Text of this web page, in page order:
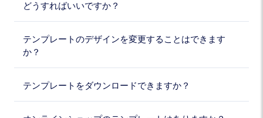
どうすればいいですか？
テンプレートのデザインを変更することはできます
か？
テンプレートをダウンロードできますか？